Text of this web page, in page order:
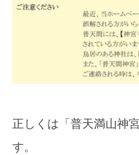
正しくは「普天満山神
す。